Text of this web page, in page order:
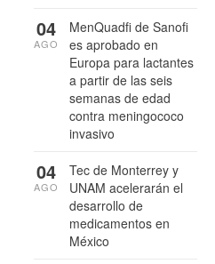
MenQuadfi de Sanofi
es aprobado en
Europa para lactantes
a partir de las seis
semanas de edad
contra meningococo
invasivo
04
AGO
Tec de Monterrey y
UNAM acelerarán el
desarrollo de
medicamentos en
México
04
AGO